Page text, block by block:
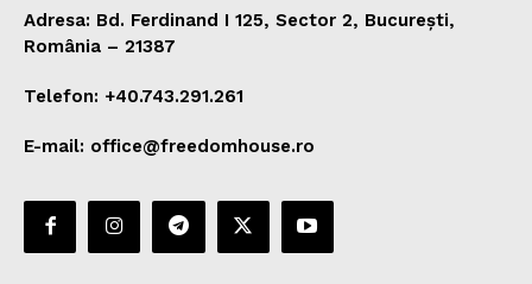
Adresa: Bd. Ferdinand I 125, Sector 2, București,
România – 21387
Telefon: +40.743.291.261
E-mail: office@freedomhouse.ro